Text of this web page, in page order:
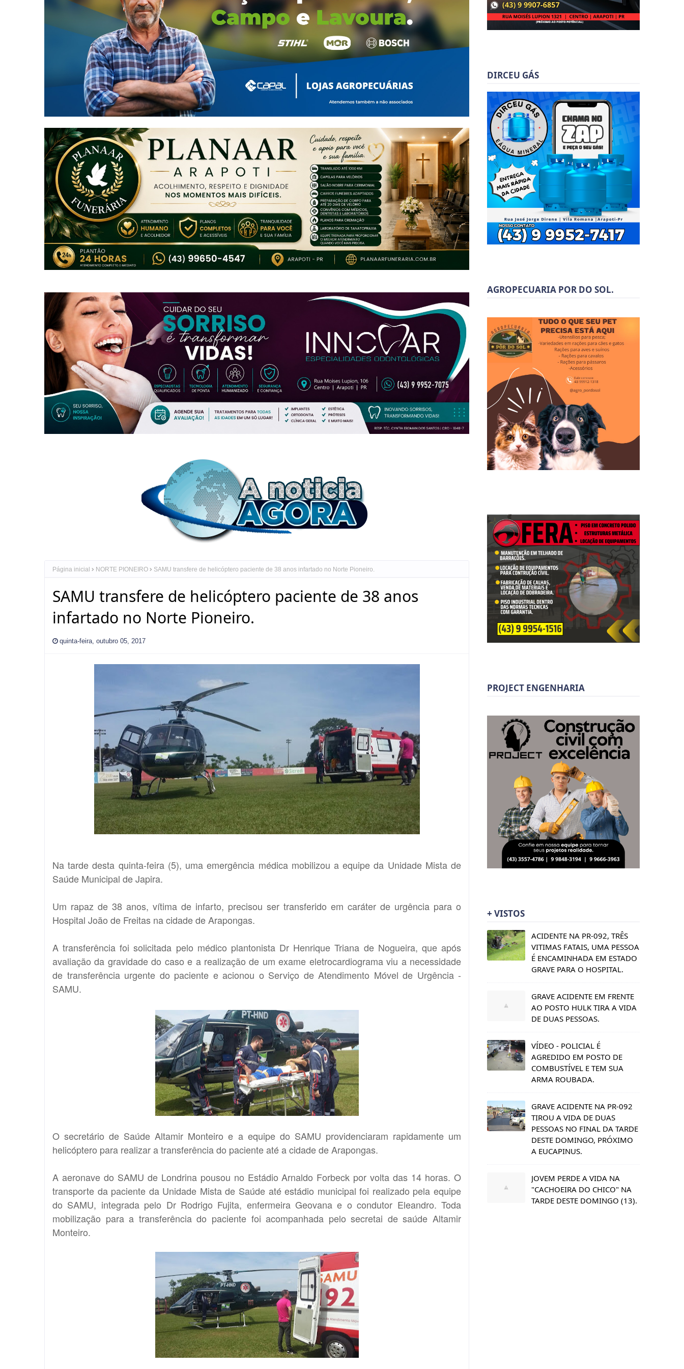
Página inicial NORTE PIONEIRO SAMU transfere de helicóptero paciente de 38 anos infartado no Norte Pioneiro.
SAMU transfere de helicóptero paciente de 38 anos
infartado no Norte Pioneiro.
quinta-feira, outubro 05, 2017
Na tarde desta quinta-feira (5), uma emergência médica mobilizou a equipe da Unidade Mista de
Saúde Municipal de Japira.
Um rapaz de 38 anos, vítima de infarto, precisou ser transferido em caráter de urgência para o
Hospital João de Freitas na cidade de Arapongas.
A transferência foi solicitada pelo médico plantonista Dr Henrique Triana de Nogueira, que após
avaliação da gravidade do caso e a realização de um exame eletrocardiograma viu a necessidade
de transferência urgente do paciente e acionou o Serviço de Atendimento Móvel de Urgência -
SAMU.
O secretário de Saúde Altamir Monteiro e a equipe do SAMU providenciaram rapidamente um
helicóptero para realizar a transferência do paciente até a cidade de Arapongas.
A aeronave do SAMU de Londrina pousou no Estádio Arnaldo Forbeck por volta das 14 horas. O
transporte da paciente da Unidade Mista de Saúde até estádio municipal foi realizado pela equipe
do SAMU, integrada pelo Dr Rodrigo Fujita, enfermeira Geovana e o condutor Eleandro. Toda
mobilização para a transferência do paciente foi acompanhada pelo secretai de saúde Altamir
Monteiro.
DIRCEU GÁS
AGROPECUARIA POR DO SOL.
PROJECT ENGENHARIA
+ VISTOS
ACIDENTE NA PR-092, TRÊS
VITIMAS FATAIS, UMA PESSOA
É ENCAMINHADA EM ESTADO
GRAVE PARA O HOSPITAL.
GRAVE ACIDENTE EM FRENTE
AO POSTO HULK TIRA A VIDA
DE DUAS PESSOAS.
VÍDEO - POLICIAL É
AGREDIDO EM POSTO DE
COMBUSTÍVEL E TEM SUA
ARMA ROUBADA.
GRAVE ACIDENTE NA PR-092
TIROU A VIDA DE DUAS
PESSOAS NO FINAL DA TARDE
DESTE DOMINGO, PRÓXIMO
A EUCAPINUS.
JOVEM PERDE A VIDA NA
"CACHOEIRA DO CHICO" NA
TARDE DESTE DOMINGO (13).